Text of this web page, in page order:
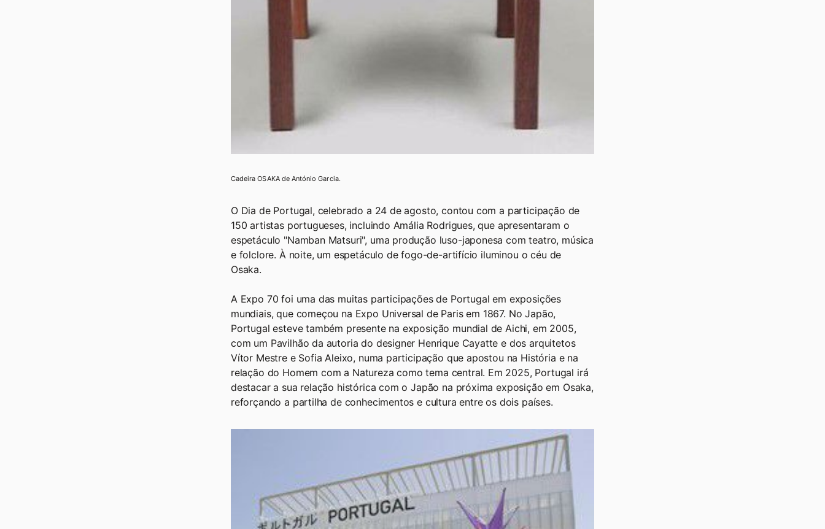
Cadeira OSAKA de António Garcia.
O Dia de Portugal, celebrado a 24 de agosto, contou com a participação de
150 artistas portugueses, incluindo Amália Rodrigues, que apresentaram o
espetáculo "Namban Matsuri", uma produção luso-japonesa com teatro, música
e folclore. À noite, um espetáculo de fogo-de-artifício iluminou o céu de
Osaka.
A Expo 70 foi uma das muitas participações de Portugal em exposições
mundiais, que começou na Expo Universal de Paris em 1867. No Japão,
Portugal esteve também presente na exposição mundial de Aichi, em 2005,
com um Pavilhão da autoria do designer Henrique Cayatte e dos arquitetos
Vítor Mestre e Sofia Aleixo, numa participação que apostou na História e na
relação do Homem com a Natureza como tema central. Em 2025, Portugal irá
destacar a sua relação histórica com o Japão na próxima exposição em Osaka,
reforçando a partilha de conhecimentos e cultura entre os dois países.